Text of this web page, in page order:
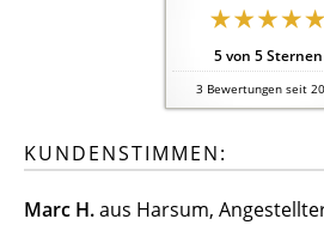
5von 5Sternen
3 Bewertungen seit
KUNDENSTIMMEN:
Marc H.aus Harsum,